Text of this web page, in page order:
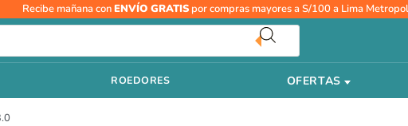
Recibe mañana conENVÍO GRATIS por compras mayores a S/100 a Lima
ROEDORES OFERTAS